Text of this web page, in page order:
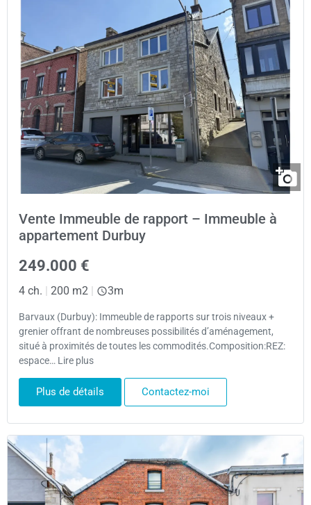
Vente Immeuble de rapport – Immeuble à
appartement Durbuy
249.000 €
4 ch. 200 m2 3m
Barvaux (Durbuy): Immeuble de rapports sur trois niveaux +
grenier offrant de nombreuses possibilités d’aménagement,
situé à proximités de toutes les commodités.Composition:REZ:
espace… Lire plus
Plus de détails Contactez-moi